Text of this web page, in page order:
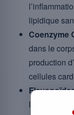
lipidique
Coenzyme
dans le
production
cellules
la flexibilité